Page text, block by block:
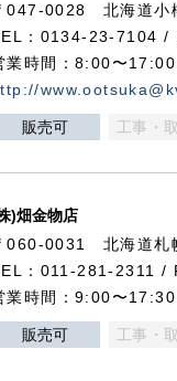
047-0028 北海道小
：0134-23-7104
業時間：8:00〜
販売可 工事・
)畑金物店
060-0031 北海道札
：011-281-2311 /
業時間：9:00〜
販売可 工事・